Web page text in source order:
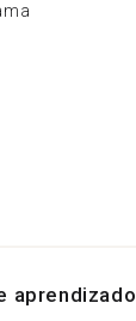
aprendizado